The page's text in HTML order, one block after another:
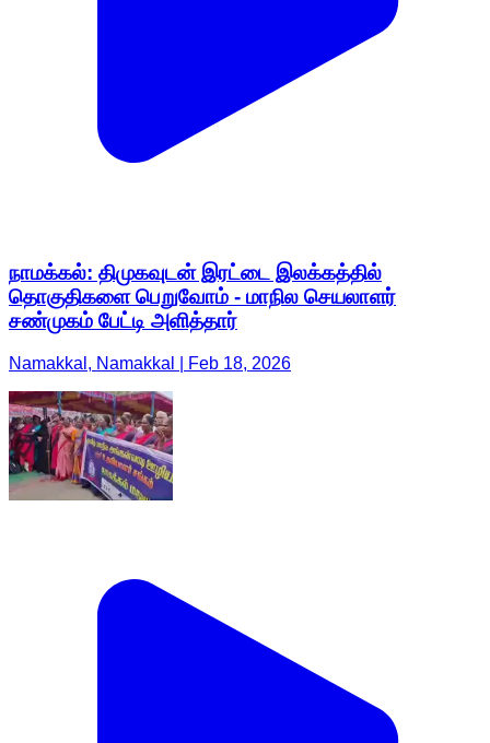
நாமக்கல்: திமுகவுடன் இரட்டை இலக்கத்தில்
தொகுதிகளை பெறுவோம் - மாநில செயலாளர்
சண்முகம் பேட்டி அளித்தார்
Namakkal, Namakkal | Feb 18, 2026